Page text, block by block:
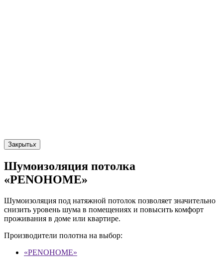
Закрытьx
Шумоизоляция потолка
«PENOHOME»
Шумоизоляция под натяжной потолок позволяет значительно
снизить уровень шума в помещениях и повысить комфорт
проживания в доме или квартире.
Производители полотна на выбор:
«PENOHOME»